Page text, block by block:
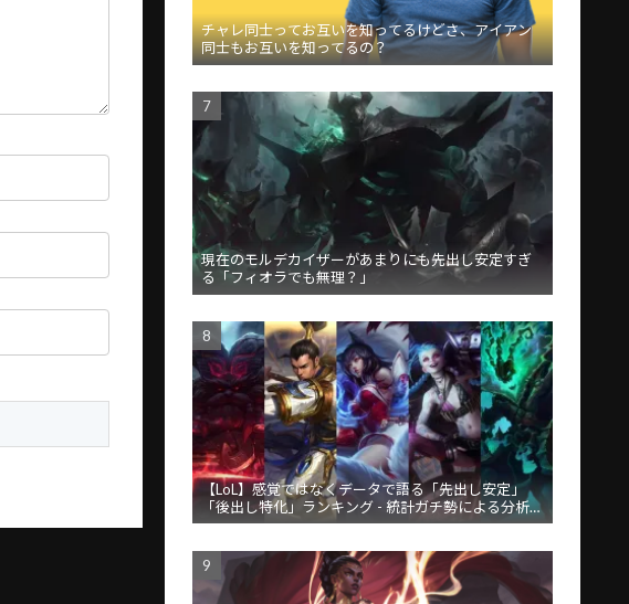
チャレ同士ってお互いを知ってるけどさ、アイアン
同士もお互いを知ってるの？
現在のモルデカイザーがあまりにも先出し安定すぎ
る「フィオラでも無理？」
【LoL】感覚ではなくデータで語る「先出し安定」
「後出し特化」ランキング - 統計ガチ勢による分析が
話題